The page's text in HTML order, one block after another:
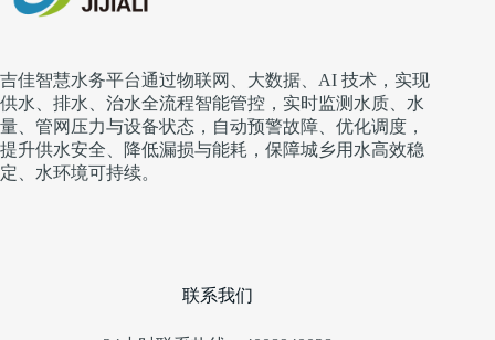
吉佳智慧水务平台通过物联网、大数据、AI 技术，实现
供水、排水、治水全流程智能管控，实时监测水质、水
量、管网压力与设备状态，自动预警故障、优化调度，
提升供水安全、降低漏损与能耗，保障城乡用水高效稳
定、水环境可持续。
联系我们